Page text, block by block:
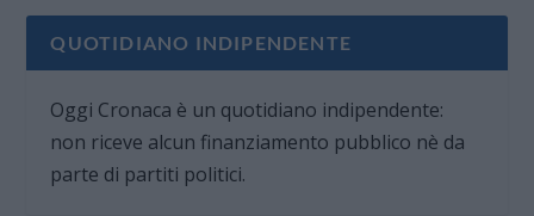
QUOTIDIANO INDIPENDENTE
Oggi Cronaca è un quotidiano indipendente:
non riceve alcun finanziamento pubblico nè da
parte di partiti politici.